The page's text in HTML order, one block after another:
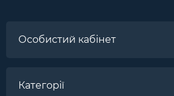
Особистий кабінет
Категорії